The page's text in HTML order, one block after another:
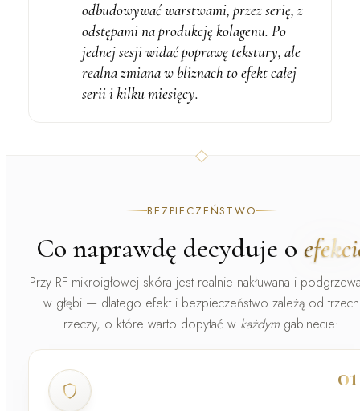
odbudowywać warstwami, przez serię, z
odstępami na produkcję kolagenu. Po
jednej sesji widać poprawę tekstury, ale
realna zmiana w bliznach to efekt całej
serii i kilku miesięcy.
BEZPIECZEŃSTWO
Co naprawdę decyduje o
Przy RF mikroigłowej skóra jest realnie nakłuwana i
w głębi — dlatego efekt i bezpieczeństwo zależą od trzech
rzeczy, o które warto dopytać w każdym gabinecie:
01